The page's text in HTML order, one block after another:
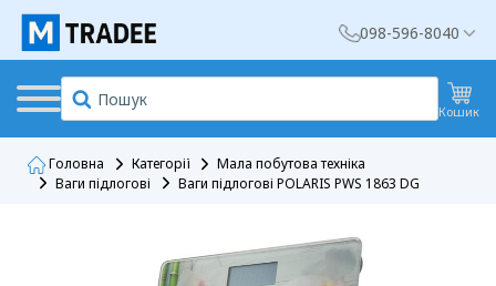
098-596-8040
Кошик
Головна Категорії
Мала побутова техніка
Ваги підлогові
Ваги підлогові POLARIS PWS 1863 DG